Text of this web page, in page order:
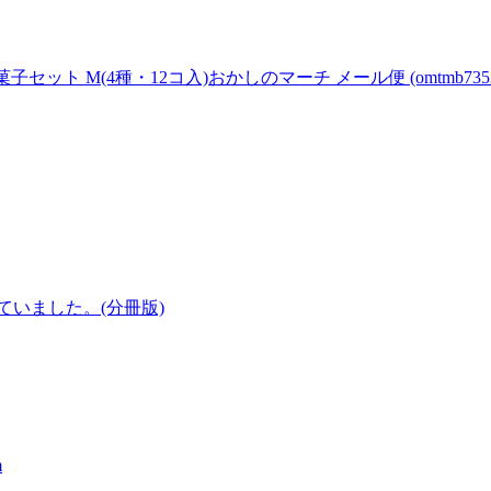
セット M(4種・12コ入)おかしのマーチ メール便
いました。(分冊版)